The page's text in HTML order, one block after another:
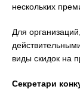
нескольких
Для
виды скидок на
Секретари